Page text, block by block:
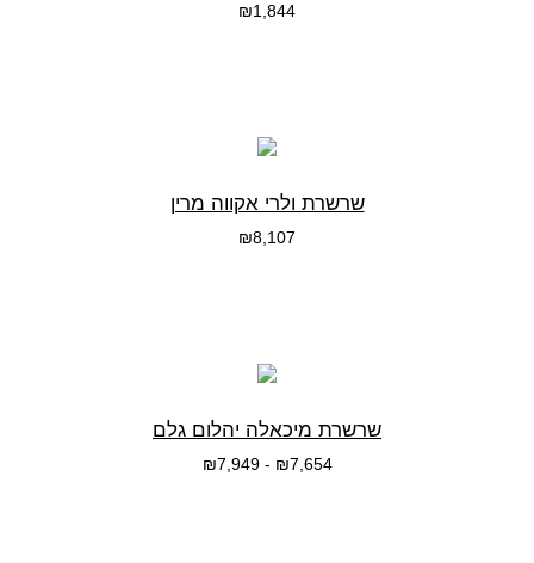
₪1,844
שרשרת ולרי אקווה מרין
₪8,107
שרשרת מיכאלה יהלום גלם
₪7,654
-
₪7,949